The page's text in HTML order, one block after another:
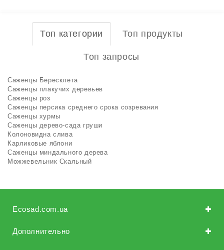
Топ категории Топ продукты
Топ запросы
Саженцы Бересклета
Саженцы плакучих деревьев
Саженцы роз
Саженцы персика среднего срока созревания
Саженцы хурмы
Саженцы дерево-сада груши
Колоновидна слива
Карликовые яблони
Саженцы миндального дерева
Можжевельник Скальный
Ecosad.com.ua
Дополнительно